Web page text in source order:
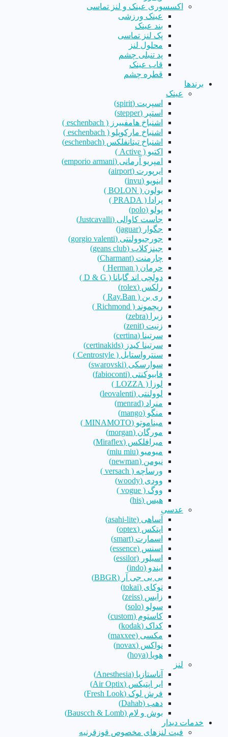
اکسسوری عینک و لنز تماسی
عینک ورزشی
بند عینک
پک لنز تماسی
محلول لنز
پد تنبلی چشم
قاب عینک
قطره چشم
برندها
عینک
اسپریت (spirit)
استپر (stepper)
اشنباخ هامفییرز ( eschenbach )
اشنباخ مارکوپلو ( eschenbach )
اشنباخ تیتانفلکس (eschenbach)
اکتیو ( Active )
امپریو آرمانی (emporio armani)
ایرپورت (airport)
اینویو (invu)
بولون ( BOLON )
پرادا ( PRADA )
پولو (polo)
جاست کاوالی (Justcavalli)
جگوار (jaguar)
جورجیوولنتی (gorgio valenti)
جینزکلاب (geans club)
چارمنت (Charmant)
حرمان ( Herman )
دولچی اند گابانا ( D & G )
رلکس (rolex)
ری بن ( Ray.Ban )
ریچموند ( Richmond )
زبرا (zebra)
زنیت (zenit)
سرتینا (certina)
سرتینا کیدز (certinakids)
سنترواستایل ( Centrostyle )
سوارسکی (swarovski)
فابیوکنتی (fabioconti)
لوزا ( LOZZA )
لوولنتی (leovalenti)
منراد (menrad)
منگو (mango)
میناموتو (MINAMOTO )
مورگان (morgan)
میرافلکس (Miraflex)
میومیو (miu miu)
نیومن (newman)
ورساچه ( versach )
وودی (woody)
ووگ ( vogue )
هیس (his)
عدسی
آساهی (asahi-lite)
اپتکس (optex)
اسمارت (smart)
اسنس (essence)
اسیلور (essilor)
ایندو (indo)
بی بی جی آر (BBGR)
توکای (tokai)
زایس (zeiss)
سولو (solo)
کاستوم (custom)
کداک (kodak)
مکسی (maxxee)
نواکس (novax)
هویا (hoya)
لنز
آناستازیا (Anesthesia)
ایر اپتیکس (Air Optix)
فرش لوک (Fresh Look)
دهب (Dahab)
بوش و لام (Bauscch & Lomb)
خدمات دیدار
فیت لنزهای مخصوص قوزقرنیه